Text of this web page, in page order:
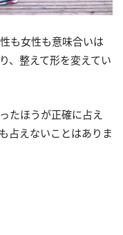
も女性も意味合いは
、整えて形を変えてい
たほうが正確に占え
占えないことはありま